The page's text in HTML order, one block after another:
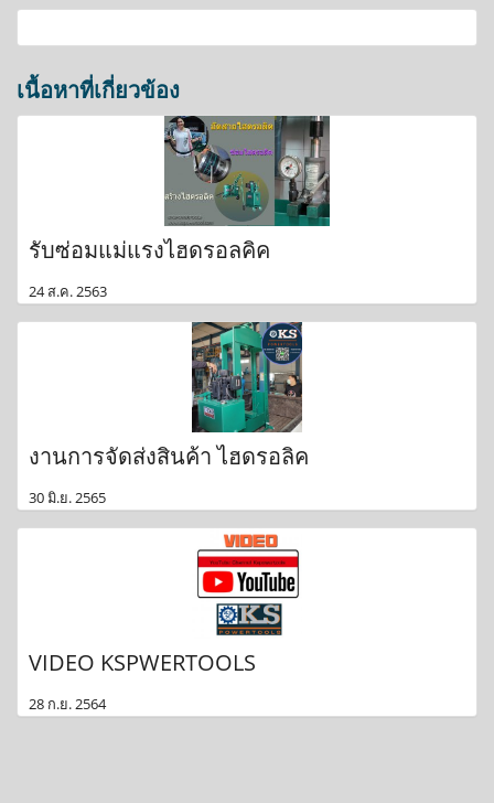
เนื้อหาที่เกี่ยวข้อง
รับซ่อมแม่แรงไฮดรอลคิค
24 ส.ค. 2563
งานการจัดส่งสินค้า ไฮดรอลิค
30 มิ.ย. 2565
VIDEO KSPWERTOOLS
28 ก.ย. 2564